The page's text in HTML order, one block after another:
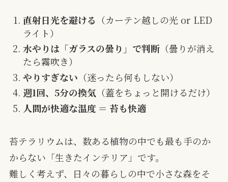
直射日光を避ける （カーテン越しの光 or LED
ライト）
水やりは「ガラスの曇り」で判断（曇りが消え
たら霧吹き）
やりすぎない （迷ったら何もしない）
週1回、5分の換気（蓋をちょっと開けるだけ）
人間が快適な温度 ＝ 苔も快適
苔テラリウムは、数ある植物の中でも最も手のか
からない「生きたインテリア」です。
難しく考えず、日々の暮らしの中で小さな森をそ